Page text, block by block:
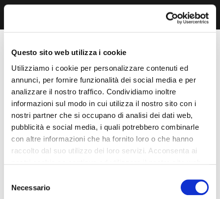
Questo sito web utilizza i cookie
Utilizziamo i cookie per personalizzare contenuti ed
annunci, per fornire funzionalità dei social media e per
analizzare il nostro traffico. Condividiamo inoltre
informazioni sul modo in cui utilizza il nostro sito con i
nostri partner che si occupano di analisi dei dati web,
pubblicità e social media, i quali potrebbero combinarle
con altre informazioni che ha fornito loro o che hanno
raccolto dal suo utilizzo dei loro servizi. Acconsenta ai
delNecessario